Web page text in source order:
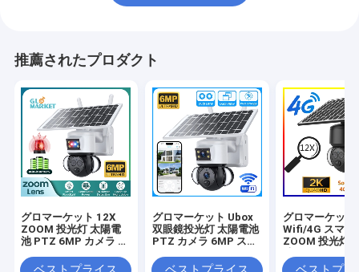
推薦されたプロダクト
グロマーケット 12X
ZOOM 投光灯 太陽電
池 PTZ 6MP カメラ ス
セキュリティ カメラ
グロマーケット Ubox
双眼鏡投光灯 太陽電池
PTZ カメラ 6MP スマ
ティ PTZ カメラ
グロマーケッ
Wifi/4G スマー
ZOOM 投光灯
PIR 人間検出カ